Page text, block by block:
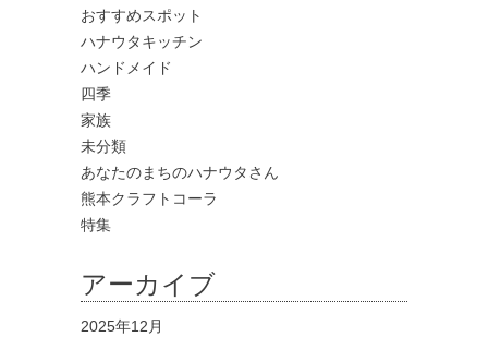
おすすめスポット
ハナウタキッチン
ハンドメイド
四季
家族
未分類
あなたのまちのハナウタさん
熊本クラフトコーラ
特集
アーカイブ
2025年12月